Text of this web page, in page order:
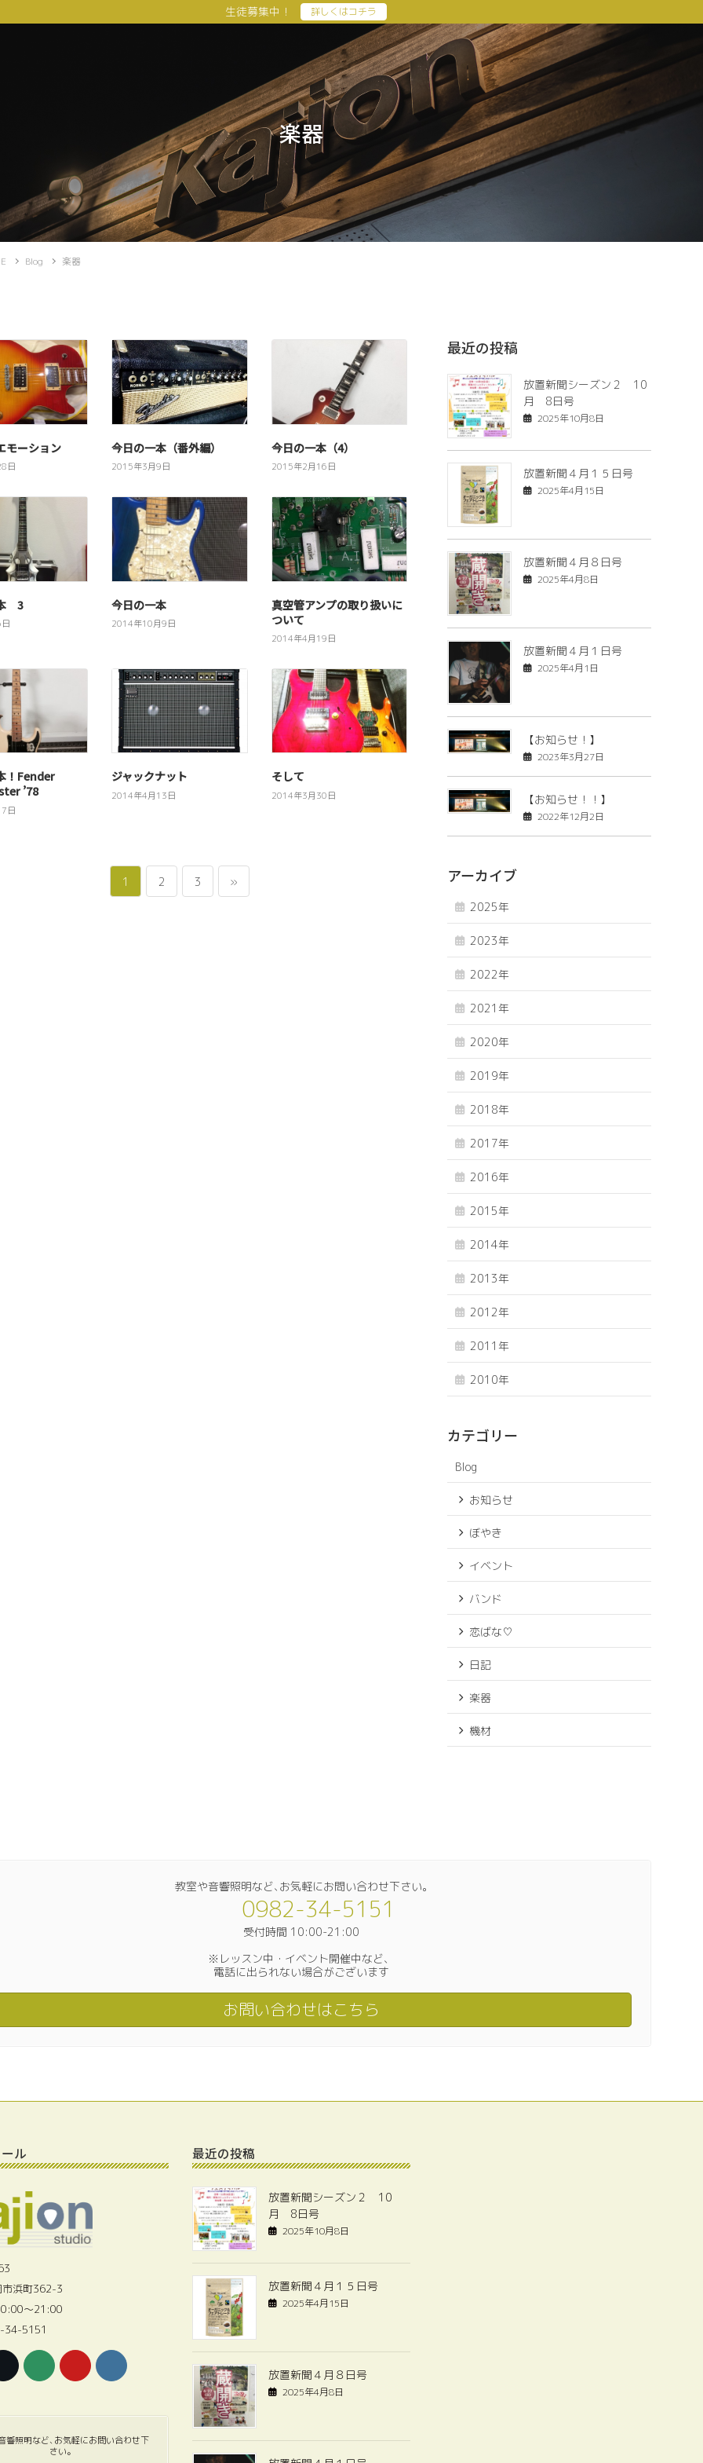
生徒募集中！ 詳しくはコチラ
楽器
Blog 楽器
モーション
日
今日の一本（番外編）
2015年3月9日
今日の一本（4）
2015年2月16日
本 3 今日の一本
2014年10月9日
真空管アンプの取り扱いに
ついて
2014年4月19日
！Fender
’78
日
ジャックナット
2014年4月13日
そして
2014年3月30日
ペ1 ペ
2 ペ
3 »
最近の投稿
放置新聞シーズン２ 10
月 8日号
2025年10月8日
放置新聞４月１５日号
2025年4月15日
放置新聞４月８日号
2025年4月8日
放置新聞４月１日号
2025年4月1日
【お知らせ！】
2023年3月27日
【お知らせ！！】
2022年12月2日
アーカイブ
2025年
2023年
2022年
2021年
2020年
2019年
2018年
2017年
2016年
2015年
2014年
2013年
2012年
2011年
2010年
カテゴリー
Blog
お知らせ
ぼやき
イベント
バンド
恋ばな♡
日記
楽器
機材
教室や音響照明など､お気軽にお問い合わせ下さい｡
0982-34-5151
受付時間 10:00-21:00
※レッスン中・イベント開催中など、
電話に出られない場合がございます
お問い合わせはこちら
ル
市浜町362-3
〜21:00
34-5151
響照明など､お気軽にお問い合わせ下
さい｡
最近の投稿
放置新聞シーズン２ 10
月 8日号
2025年10月8日
放置新聞４月１５日号
2025年4月15日
放置新聞４月８日号
2025年4月8日